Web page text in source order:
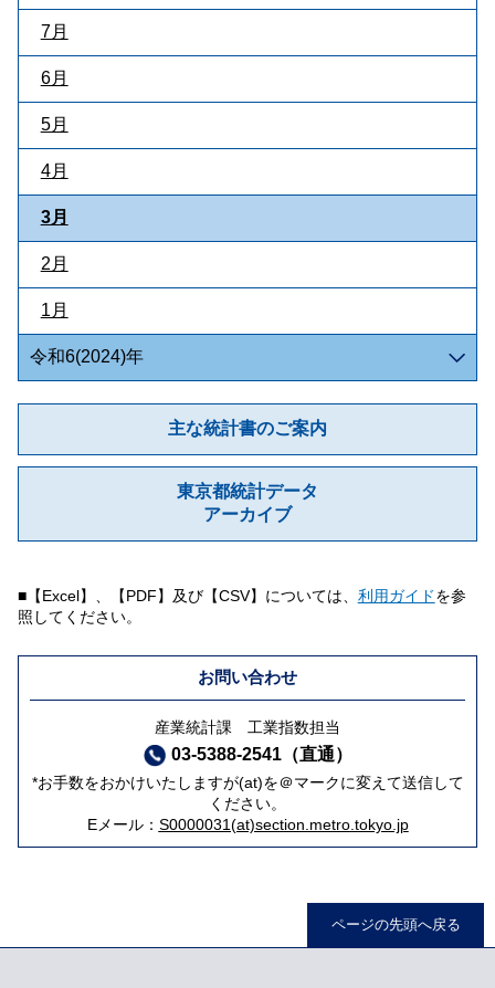
7月
6月
5月
4月
3月
2月
1月
令和6(2024)年
主な統計書のご案内
東京都統計データ
アーカイブ
■【Excel】、【PDF】及び【CSV】については、 利用ガイドを参
照してください。
お問い合わせ
産業統計課 工業指数担当
03-5388-2541（直通）
*お手数をおかけいたしますが(at)を＠マークに変えて送信して
ください。
Eメール： S0000031(at)section.metro.tokyo.jp
ページの先頭へ戻る